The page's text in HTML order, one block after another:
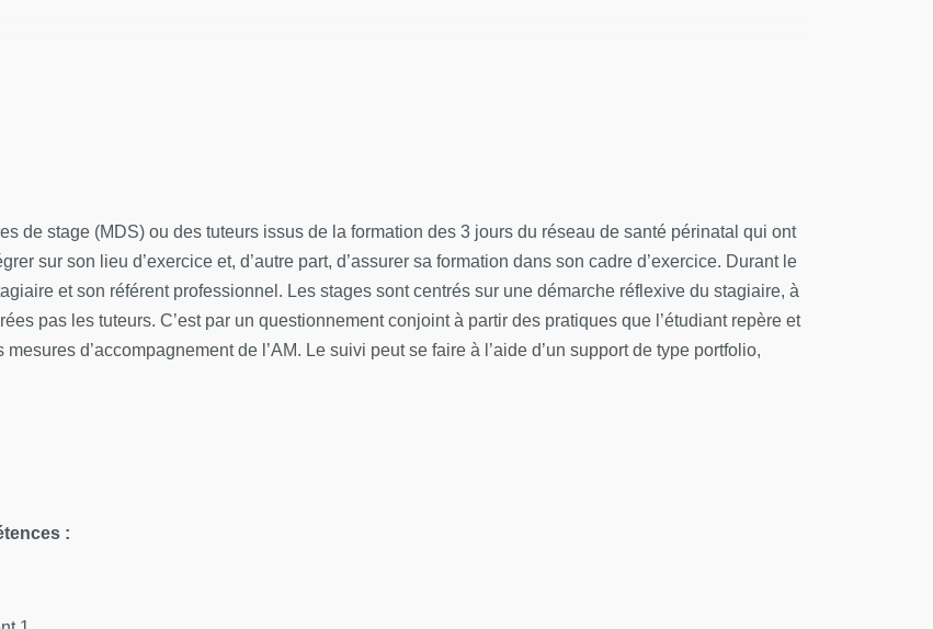
jour)
distance) du lundi au mercredi, puis exclusivement en présentiel le jeudi et le vendredi.
diagnostic et prise en charge des problèmes d'allaitement maternel
sevrage
de stage (MDS) ou des tuteurs issus de la formation des 3 jours du réseau de santé périnatal qui ont
sur son lieu d’exercice et, d’autre part, d’assurer sa formation dans son cadre d’exercice. Durant le
et son référent professionnel. Les stages sont centrés sur une démarche réflexive du stagiaire, à
pas les tuteurs. C’est par un questionnement conjoint à partir des pratiques que l’étudiant repère et
d’accompagnement de l’AM. Le suivi peut se faire à l’aide d’un support de type portfolio,
: